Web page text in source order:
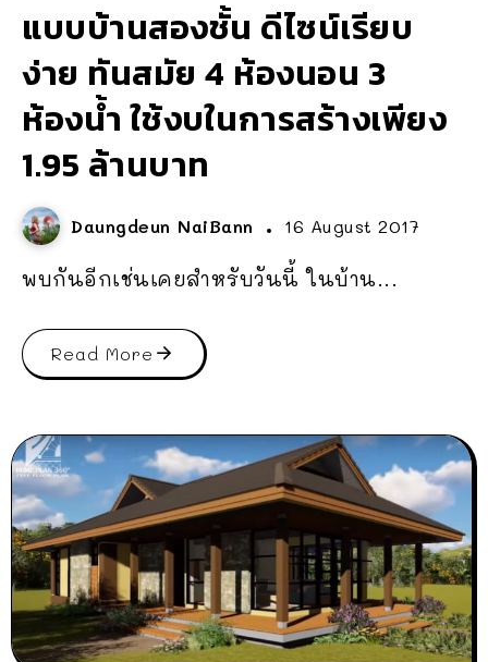
แบบบ้านสองชั้น ดีไซน์เรียบ
ง่าย ทันสมัย 4 ห้องนอน 3
ห้องน้ำ ใช้งบในการสร้างเพียง
1.95 ล้านบาท
Daungdeun NaiBann 16 August 2017
พบกันอีกเช่นเคยสำหรับวันนี้ ในบ้าน...
Read More